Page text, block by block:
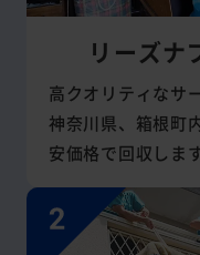
リーズナ
高クオリティなサ
神奈川県、箱根町
安価格で回収しま